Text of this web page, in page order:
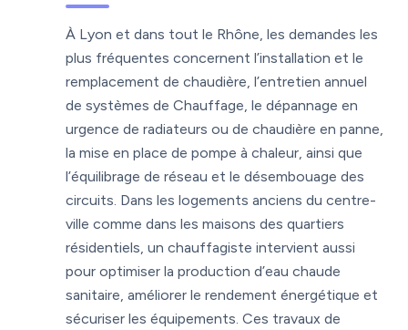
À Lyon et dans tout le Rhône, les demandes les
plus fréquentes concernent l’installation et le
remplacement de chaudière, l’entretien annuel
de systèmes de Chauffage, le dépannage en
urgence de radiateurs ou de chaudière en panne,
la mise en place de pompe à chaleur, ainsi que
l’équilibrage de réseau et le désembouage des
circuits. Dans les logements anciens du centre-
ville comme dans les maisons des quartiers
résidentiels, un chauffagiste intervient aussi
pour optimiser la production d’eau chaude
sanitaire, améliorer le rendement énergétique et
sécuriser les équipements. Ces travaux de